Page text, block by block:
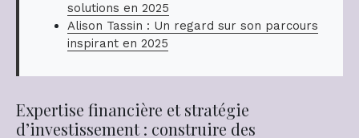
solutions en 2025
Alison Tassin : Un regard sur son parcours
inspirant en 2025
Expertise financière et stratégie
d’investissement : construire des